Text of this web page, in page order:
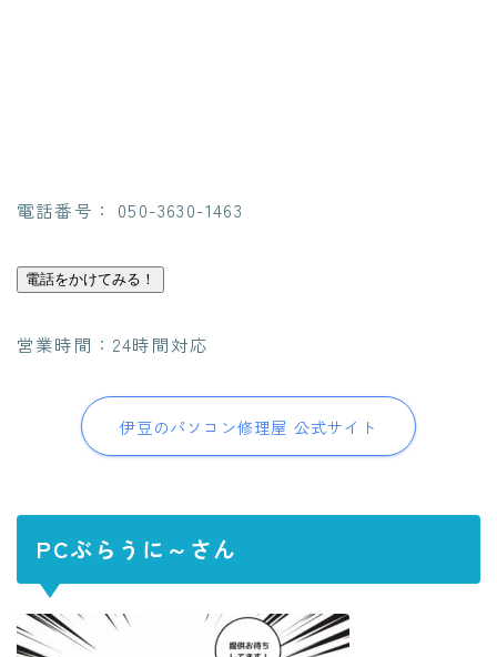
電話番号： 050-3630-1463
電話をかけてみる！
営業時間：24時間対応
伊豆のパソコン修理屋 公式サイト
PCぶらうに～さん